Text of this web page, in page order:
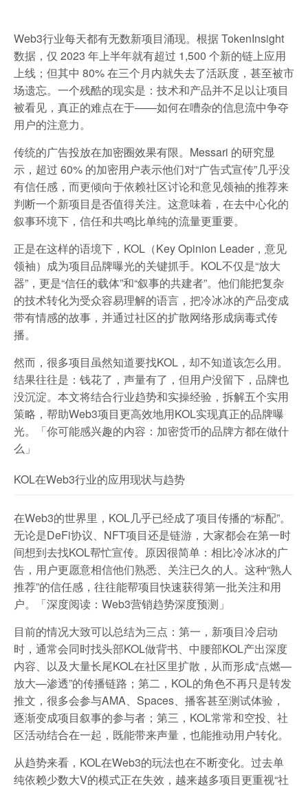
Web3行业每天都有无数新项目涌现。根据 TokenInsight
数据，仅 2023 年上半年就有超过 1,500 个新的链上应用
上线；但其中 80% 在三个月内就失去了活跃度，甚至被市
场遗忘。一个残酷的现实是：技术和产品并不足以让项目
被看见，真正的难点在于——如何在嘈杂的信息流中争夺
用户的注意力。
传统的广告投放在加密圈效果有限。Messari 的研究显
示，超过 60% 的加密用户表示他们对“广告式宣传”几乎没
有信任感，而更倾向于依赖社区讨论和意见领袖的推荐来
判断一个新项目是否值得关注。这意味着，在去中心化的
叙事环境下，信任和共鸣比单纯的流量更重要。
正是在这样的语境下，KOL（Key Opinion Leader，意见
领袖）成为项目品牌曝光的关键抓手。KOL不仅是“放大
器”，更是“信任的载体”和“叙事的共建者”。他们能把复杂
的技术转化为受众容易理解的语言，把冷冰冰的产品变成
带有情感的故事，并通过社区的扩散网络形成病毒式传
播。
然而，很多项目虽然知道要找KOL，却不知道该怎么用。
结果往往是：钱花了，声量有了，但用户没留下，品牌也
没沉淀。本文将结合行业趋势和实操经验，拆解五个实用
策略，帮助Web3项目更高效地用KOL实现真正的品牌曝
光。「你可能感兴趣的内容：加密货币的品牌方都在做什
么」
KOL在Web3行业的应用现状与趋势
在Web3的世界里，KOL几乎已经成了项目传播的“标配”。
无论是DeFi协议、NFT项目还是链游，大家都会在第一时
间想到去找KOL帮忙宣传。原因很简单：相比冷冰冰的广
告，用户更愿意相信他们熟悉、关注已久的人。这种“熟人
推荐”的信任感，往往能帮项目快速获得第一批关注和用
户。「深度阅读：Web3营销趋势深度预测」
目前的情况大致可以总结为三点：第一，新项目冷启动
时，通常会同时找头部KOL做背书、中腰部KOL产出深度
内容、以及大量长尾KOL在社区里扩散，从而形成“点燃—
放大—渗透”的传播链路；第二，KOL的角色不再只是转发
推文，很多会参与AMA、Spaces、播客甚至测试体验，
逐渐变成项目叙事的参与者；第三，KOL常常和空投、社
区活动结合在一起，既能带来声量，也能推动用户转化。
从趋势来看，KOL在Web3的玩法也在不断变化。过去单
纯依赖少数大V的模式正在失效，越来越多项目更重视“社